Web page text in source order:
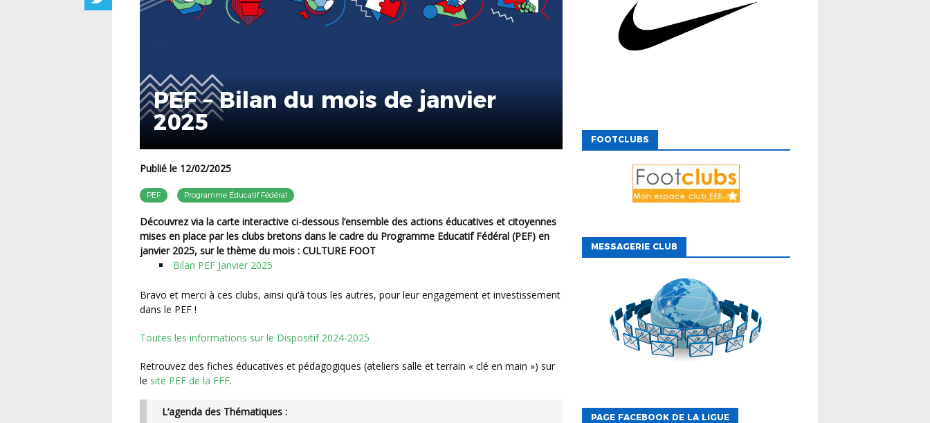
PEF – Bilan du mois de janvier
2025
Publié le 12/02/2025
PEF Programme Éducatif Fédéral
Découvrez via la carte interactive ci-dessous l’ensemble des actions éducatives et citoyennes
mises en place par les clubs bretons dans le cadre du Programme Educatif Fédéral (PEF) en
janvier 2025, sur le thème du mois : CULTURE FOOT
Bilan PEF Janvier 2025
Bravo et merci à ces clubs, ainsi qu’à tous les autres, pour leur engagement et investissement
dans le PEF !
Toutes les informations sur le Dispositif 2024-2025
Retrouvez des fiches éducatives et pédagogiques (ateliers salle et terrain « clé en main ») sur
le site PEF de la FFF.
L’agenda des Thématiques :
FOOTCLUBS
MESSAGERIE CLUB
PAGE FACEBOOK DE LA LIGUE